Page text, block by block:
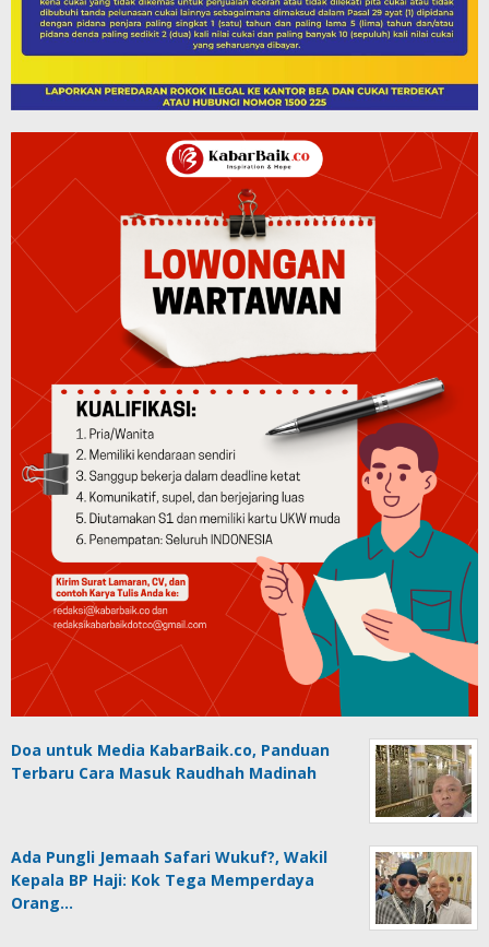
Doa untuk Media KabarBaik.co, Panduan
Terbaru Cara Masuk Raudhah Madinah
Ada Pungli Jemaah Safari Wukuf?, Wakil
Kepala BP Haji: Kok Tega Memperdaya
Orang…